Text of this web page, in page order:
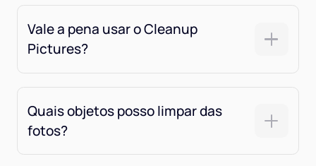
Vale a pena usar o Cleanup
Pictures?
Quais objetos posso limpar das
fotos?